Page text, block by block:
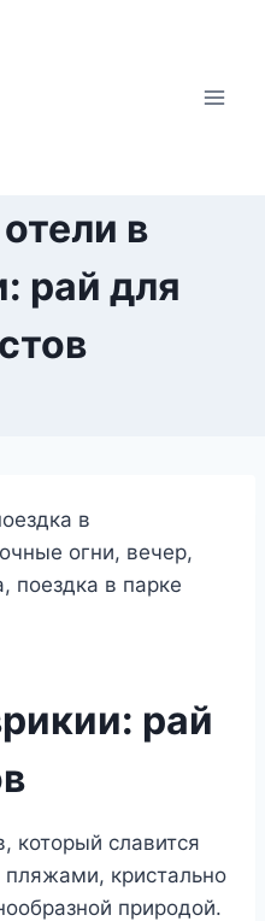
в
рай для
рай
который славится
кристально
природой.